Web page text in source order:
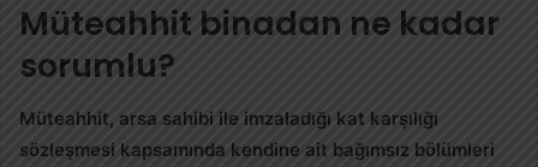
Müteahhit binadan ne kadar
sorumlu?
Müteahhit, arsa sahibi ile imzaladığı kat karşılığı
sözleşmesi kapsamında kendine ait bağımsız bölümleri